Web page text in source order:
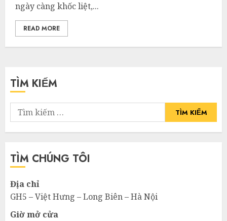
ngày càng khốc liệt,...
READ MORE
TÌM KIẾM
Tìm
kiếm
cho:
TÌM CHÚNG TÔI
Địa chỉ
GH5 – Việt Hưng – Long Biên – Hà Nội
Giờ mở cửa